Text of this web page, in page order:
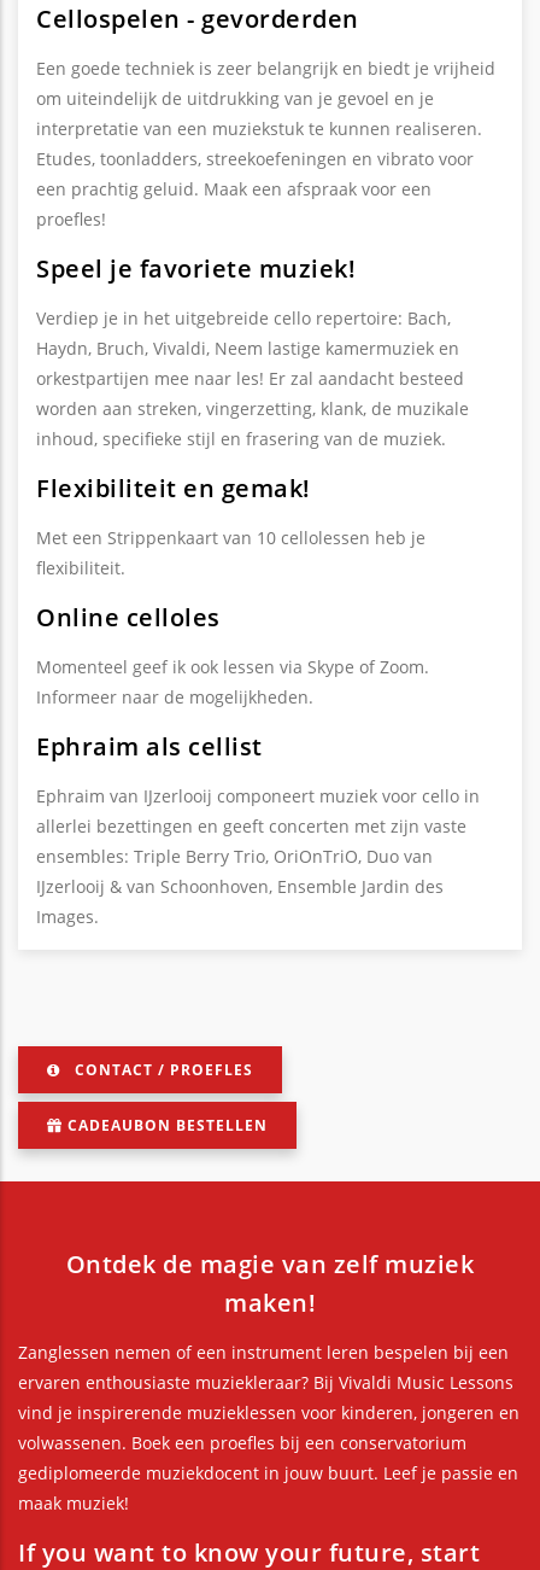
Cellospelen - gevorderden
Een goede techniek is zeer belangrijk en biedt je vrijheid
om uiteindelijk de uitdrukking van je gevoel en je
interpretatie van een muziekstuk te kunnen realiseren.
Etudes, toonladders, streekoefeningen en vibrato voor
een prachtig geluid. Maak een afspraak voor een
proefles!
Speel je favoriete muziek!
Verdiep je in het uitgebreide cello repertoire: Bach,
Haydn, Bruch, Vivaldi, Neem lastige kamermuziek en
orkestpartijen mee naar les! Er zal aandacht besteed
worden aan streken, vingerzetting, klank, de muzikale
inhoud, specifieke stijl en frasering van de muziek.
Flexibiliteit en gemak!
Met een Strippenkaart van 10 cellolessen heb je
flexibiliteit.
Online celloles
Momenteel geef ik ook lessen via Skype of Zoom.
Informeer naar de mogelijkheden.
Ephraim als cellist
Ephraim van IJzerlooij componeert muziek voor cello in
allerlei bezettingen en geeft concerten met zijn vaste
ensembles: Triple Berry Trio, OriOnTriO, Duo van
IJzerlooij & van Schoonhoven, Ensemble Jardin des
Images.
CONTACT / PROEFLES
CADEAUBON BESTELLEN
Ontdek de magie van zelf muziek
maken!
Zanglessen nemen of een instrument leren bespelen bij een
ervaren enthousiaste muziekleraar? Bij Vivaldi Music Lessons
vind je inspirerende muzieklessen voor kinderen, jongeren en
volwassenen. Boek een proefles bij een conservatorium
gediplomeerde muziekdocent in jouw buurt. Leef je passie en
maak muziek!
If you want to know your future, start